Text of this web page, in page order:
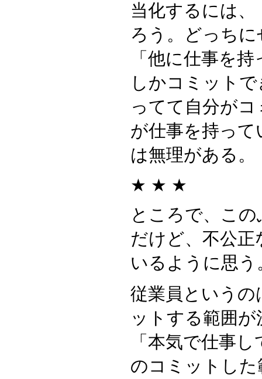
当化するには
ろう。どっち
「他に仕事を
しかコミット
ってて自分が
が仕事を持っ
は無理がある。
★ ★ ★
ところで、こ
だけど、不公正
いるように思う
従業員という
ットする範囲
「本気で仕事
のコミットし